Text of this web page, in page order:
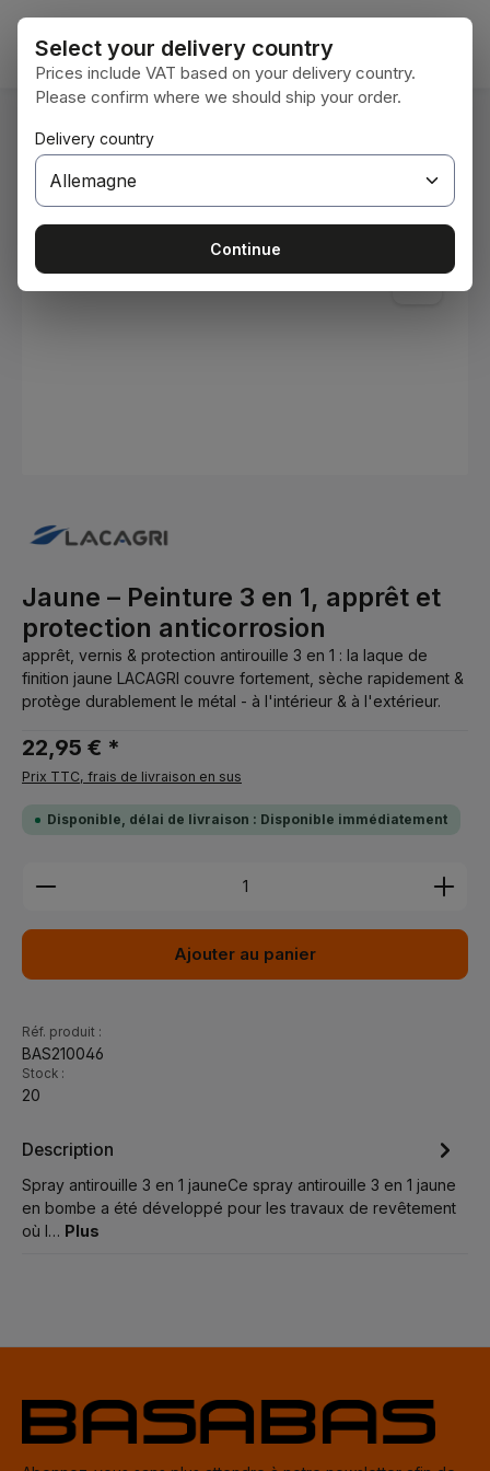
Passer au contenu principal
Vous êtes ici : Accueil
Peintures et vernis
Ignorer la galerie d'images
Jaune – Peinture 3 en 1, apprêt et
protection anticorrosion
apprêt, vernis & protection antirouille 3 en 1 : la laque de
finition jaune LACAGRI couvre fortement, sèche rapidement &
protège durablement le métal - à l'intérieur & à l'extérieur.
22,95 € *
Prix TTC, frais de livraison en sus
Disponible, délai de livraison : Disponible immédiatement
Quantité de produit : Entrez la quantité
Ajouter au panier
Réf. produit :
BAS210046
Stock :
20
Description
Spray antirouille 3 en 1 jauneCe spray antirouille 3 en 1 jaune
en bombe a été développé pour les travaux de revêtement
où l… Plus
Select your delivery country
Prices include VAT based on your delivery country.
Please confirm where we should ship your order.
Delivery country
Continue